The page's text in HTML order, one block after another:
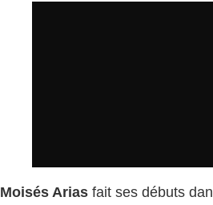
Moisés Arias fait ses débuts